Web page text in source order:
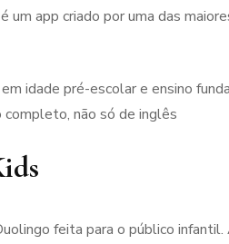
um app criado por uma das
em idade pré-escolar e ensino
completo, não só de inglês
feita para o público